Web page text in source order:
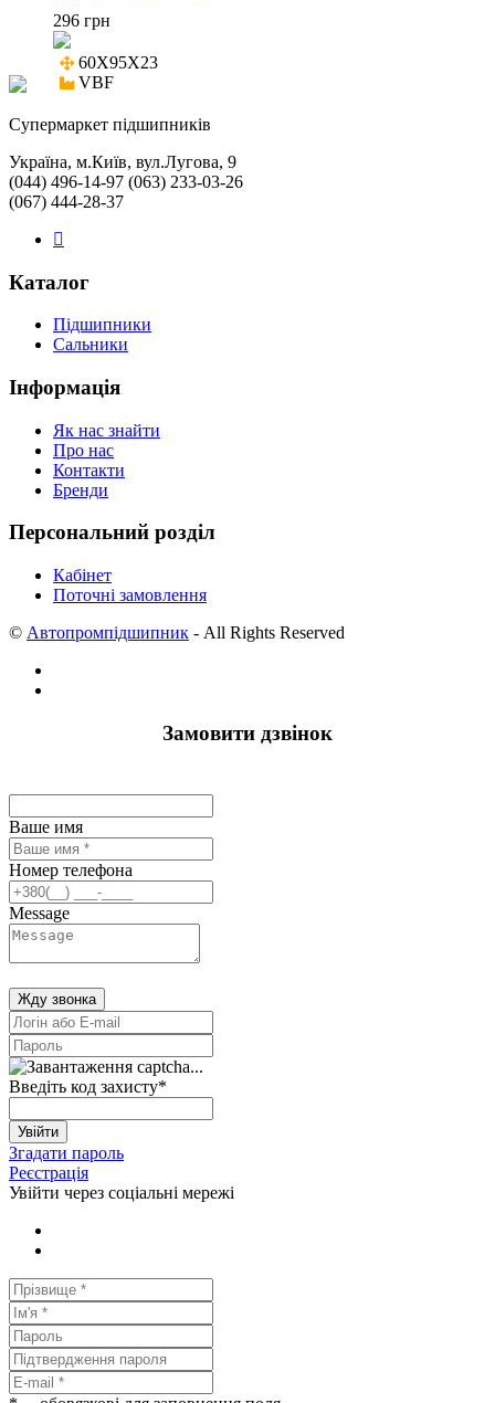
296 грн
60X95X23
VBF
Cупермаркет підшипників
Україна, м.Київ, вул.Лугова, 9
(044) 496-14-97 (063) 233-03-26
(067) 444-28-37
Каталог
Підшипники
Сальники
Інформація
Як нас знайти
Про нас
Контакти
Бренди
Персональний розділ
Кабінет
Поточні замовлення
© Автопромпідшипник - All Rights Reserved
Замовити дзвінок
Ваше имя
Номер телефона
Message
Жду звонка
Введіть код захисту*
Увійти
Згадати пароль
Реєстрація
Увійти через соціальні мережі